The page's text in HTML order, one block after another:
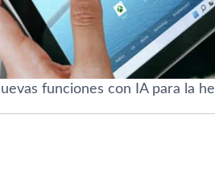
funciones con IA para la